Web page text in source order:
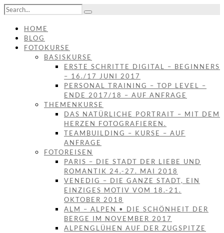
HOME
BLOG
FOTOKURSE
BASISKURSE
ERSTE SCHRITTE DIGITAL – BEGINNERS
– 16./17 JUNI 2017
PERSONAL TRAINING – TOP LEVEL –
ENDE 2017/18 – AUF ANFRAGE
THEMENKURSE
DAS NATÜRLICHE PORTRAIT – MIT DEM
HERZEN FOTOGRAFIEREN.
TEAMBUILDING – KURSE – AUF
ANFRAGE
FOTOREISEN
PARIS – DIE STADT DER LIEBE UND
ROMANTIK 24.-27. MAI 2018
VENEDIG – DIE GANZE STADT, EIN
EINZIGES MOTIV VOM 18.-21.
OKTOBER 2018
ALM – ALPEN • DIE SCHÖNHEIT DER
BERGE IM NOVEMBER 2017
ALPENGLÜHEN AUF DER ZUGSPITZE